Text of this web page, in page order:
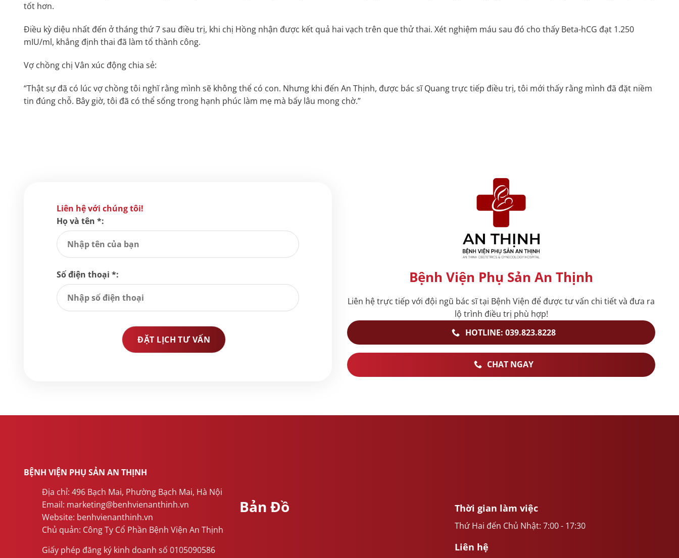
tốt hơn.
Điều kỳ diệu nhất đến ở tháng thứ 7 sau điều trị, khi chị Hồng nhận được kết quả hai vạch trên que thử thai. Xét nghiệm máu sau đó cho thấy Beta-hCG đạt 1.250
mIU/ml, khẳng định thai đã làm tổ thành công.
Vợ chồng chị Vân xúc động chia sẻ:
“Thật sự đã có lúc vợ chồng tôi nghĩ rằng mình sẽ không thể có con. Nhưng khi đến An Thịnh, được bác sĩ Quang trực tiếp điều trị, tôi mới thấy rằng mình đã đặt niềm
tin đúng chỗ. Bây giờ, tôi đã có thể sống trong hạnh phúc làm mẹ mà bấy lâu mong chờ.”
Liên hệ với chúng tôi!
Họ và tên *:
Số điện thoại *: Bệnh Viện Phụ Sản An Thịnh
Liên hệ trực tiếp với đội ngũ bác sĩ tại Bệnh Viện để được tư vấn chi tiết và đưa ra
lộ trình điều trị phù hợp!
HOTLINE: 039.823.8228
CHAT NGAY
BỆNH VIỆN PHỤ SẢN AN THỊNH
Địa chỉ: 496 Bạch Mai, Phường Bạch Mai, Hà Nội
Email: marketing@benhvienanthinh.vn
Website: benhvienanthinh.vn
Chủ quản: Công Ty Cổ Phần Bệnh Viện An Thịnh
Giấy phép đăng ký kinh doanh số 0105090586
Bản Đồ Thời gian làm việc
Thứ Hai đến Chủ Nhật: 7:00 - 17:30
Liên hệ